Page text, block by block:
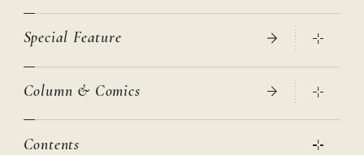
真夏のひんやりグッズ 2026
ニトリ・イケア・無印良品で賢くおしゃれなインテリア
絶品、お餅レシピ大集合！
Special Feature
2026年春夏 トレンドファッションニュース
女子旅おすすめスポット 暮らすように心地いいリンネル旅ガイ
Column & Comics
ぐれいさん
Contents